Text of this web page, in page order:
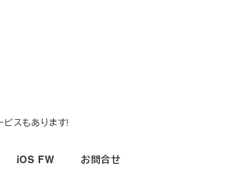
スもあります!
iOS FW お問合せ